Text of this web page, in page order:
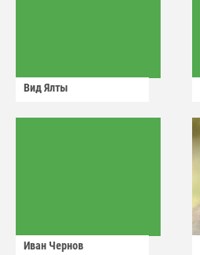
Вид Ялты
Иван Чернов